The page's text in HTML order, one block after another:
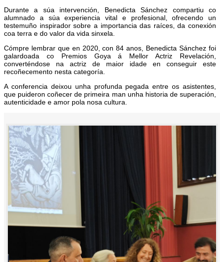
Durante a súa intervención, Benedicta Sánchez compartiu co
alumnado a súa experiencia vital e profesional, ofrecendo un
testemuño inspirador sobre a importancia das raíces, da conexión
coa terra e do valor da vida sinxela.
Cómpre lembrar que en 2020, con 84 anos, Benedicta Sánchez foi
galardoada co Premios Goyaá Mellor Actriz Revelación,
converténdose na actriz de maior idade en conseguir este
recoñecemento nesta categoría.
A conferencia deixou unha profunda pegada entre os asistentes,
que puideron coñecer de primeira man unha historia de superación,
autenticidade e amor pola nosa cultura.